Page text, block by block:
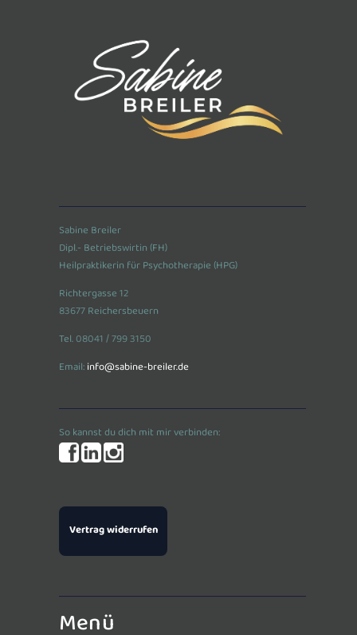
Sabine Breiler
Dipl.- Betriebswirtin (FH)
Heilpraktikerin für Psychotherapie (HPG)
Richtergasse 12
83677 Reichersbeuern
Tel. 08041 / 799 3150
Email:info@sabine-breiler.de
So kannst du dich mit mir verbinden:
Vertrag widerrufen
Menü